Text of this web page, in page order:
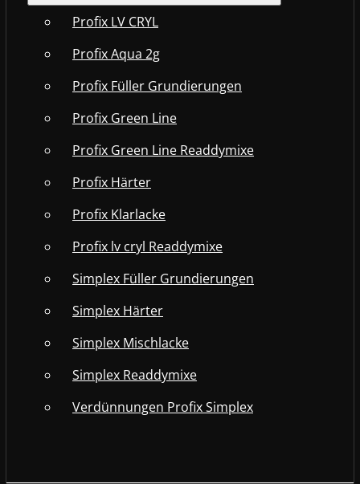
Profix LV CRYL
Profix Aqua 2g
Profix Füller Grundierungen
Profix Green Line
Profix Green Line Readdymixe
Profix Härter
Profix Klarlacke
Profix lv cryl Readdymixe
Simplex Füller Grundierungen
Simplex Härter
Simplex Mischlacke
Simplex Readdymixe
Verdünnungen Profix Simplex